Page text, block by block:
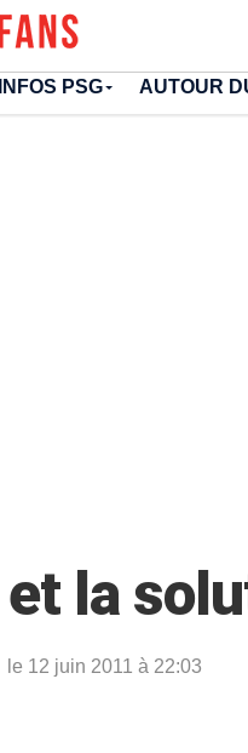
INFOS PSG AUTOUR
et la
le 12 juin 2011 à 22:03